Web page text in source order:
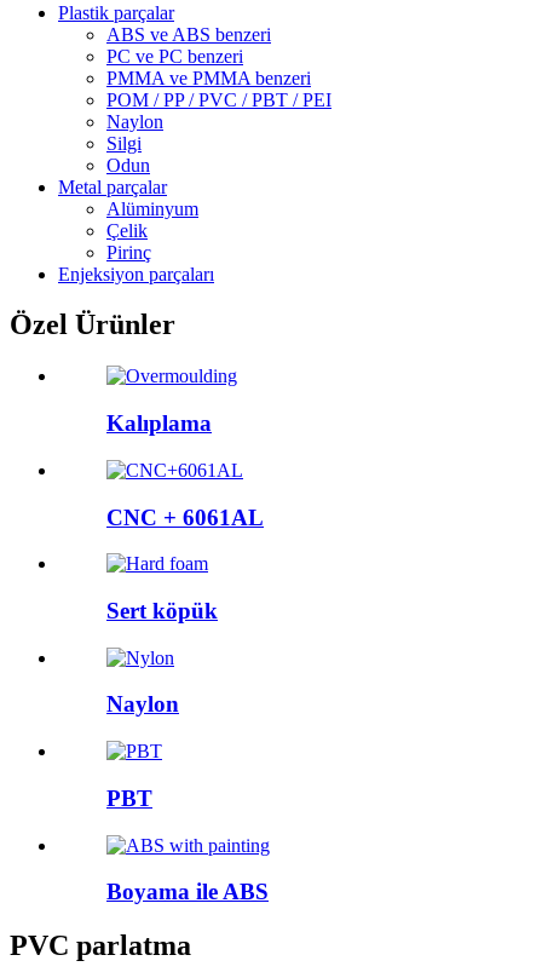
Plastik parçalar
ABS ve ABS benzeri
PC ve PC benzeri
PMMA ve PMMA benzeri
POM / PP / PVC / PBT / PEI
Naylon
Silgi
Odun
Metal parçalar
Alüminyum
Çelik
Pirinç
Enjeksiyon parçaları
Özel Ürünler
Kalıplama
CNC + 6061AL
Sert köpük
Naylon
PBT
Boyama ile ABS
PVC parlatma